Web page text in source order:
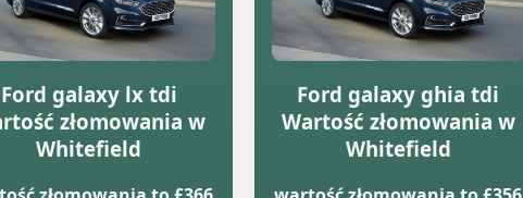
Ford galaxy lx tdi
złomowania w
Whitefield
Ford galaxy ghia tdi
Wartość złomowania w
Whitefield